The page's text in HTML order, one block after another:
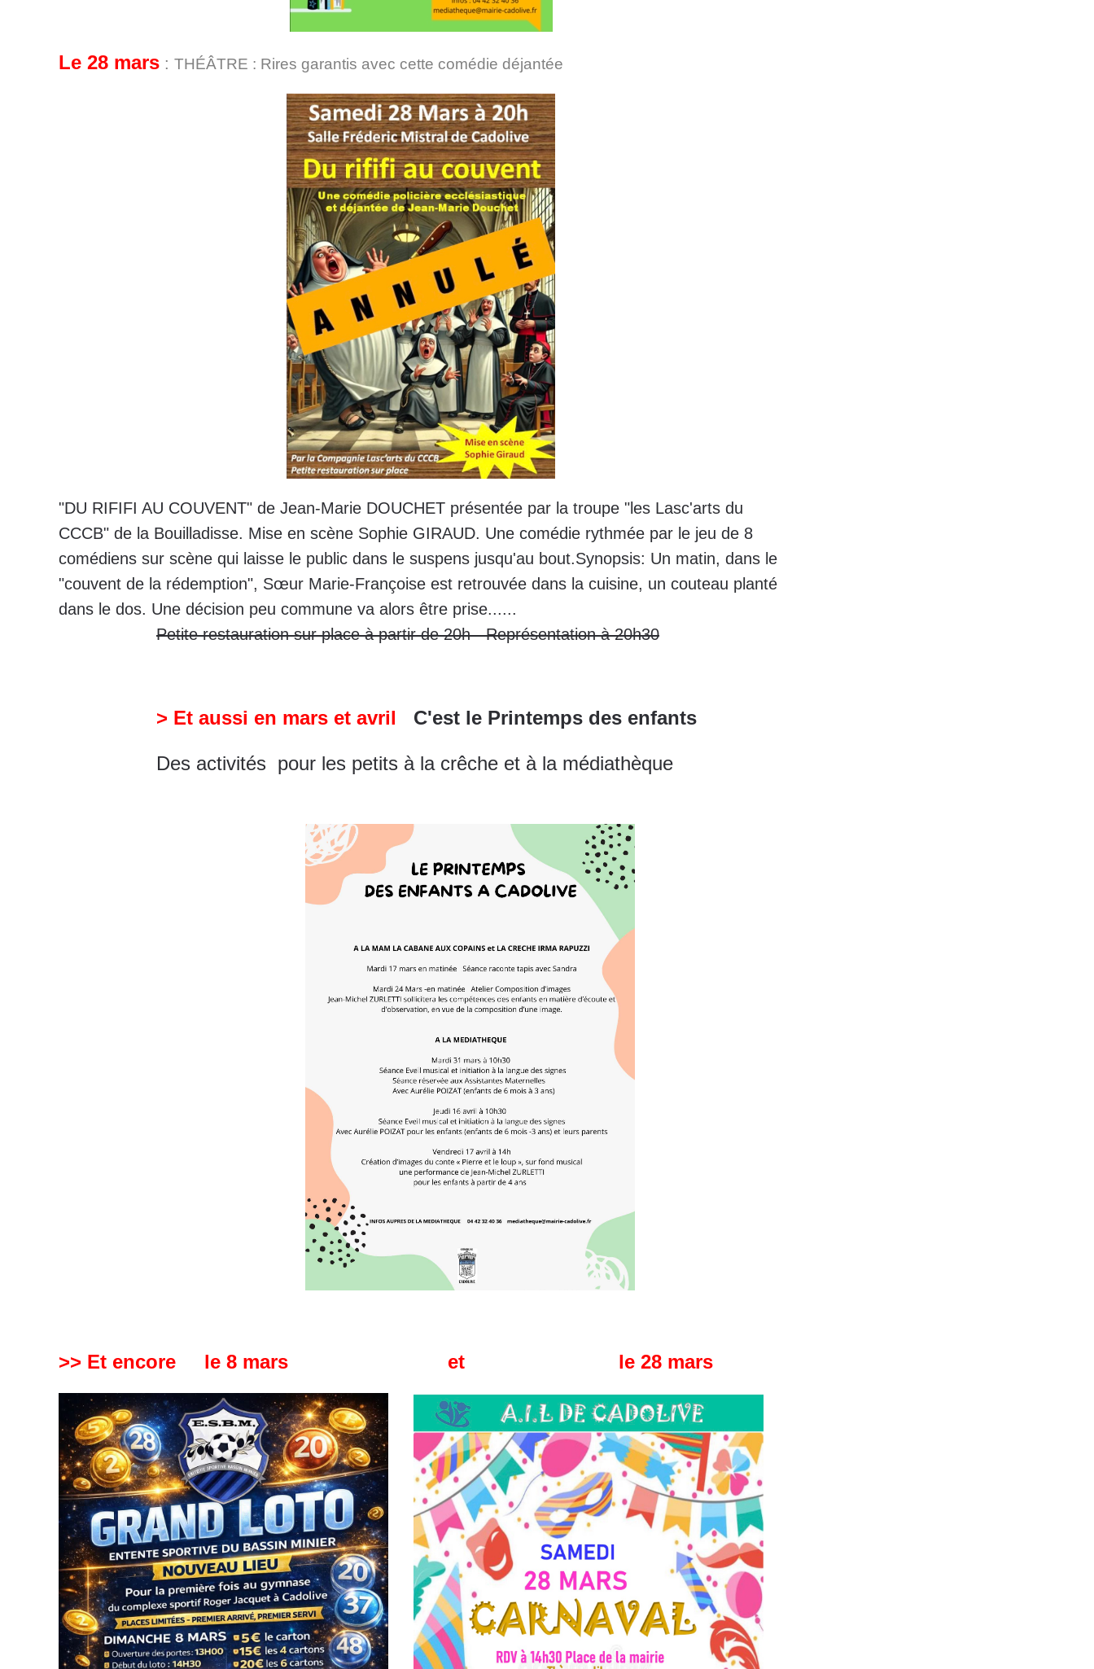
Le 28 mars : THÉÂTRE : Rires garantis avec cette comédie déjantée
"DU RIFIFI AU COUVENT" de Jean-Marie DOUCHET présentée par la troupe "les Lasc'arts du
CCCB" de la Bouilladisse. Mise en scène Sophie GIRAUD. Une comédie rythmée par le jeu de 8
comédiens sur scène qui laisse le public dans le suspens jusqu'au bout.Synopsis: Un matin, dans le
"couvent de la rédemption", Sœur Marie-Françoise est retrouvée dans la cuisine, un couteau planté
dans le dos. Une décision peu commune va alors être prise......
Petite restauration sur place à partir de 20h - Représentation à 20h30
> Et aussi en mars et avril C'est le Printemps des enfants
Des activités pour les petits à la crêche et à la médiathèque
>> Et encore le 8 mars et le 28 mars